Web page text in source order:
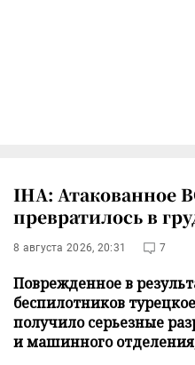
IHA: Атакованное
превратилось в
8 августа 2026, 20:31 7
Поврежденное в
беспилотников
получило серьезные
и машинного